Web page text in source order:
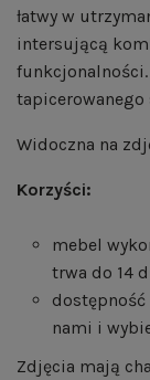
łatwy w
intersującą
tapicerowanego
Widoczna na
Korzyści:
mebel
trwa do 14
nami i
Zdjęcia mają